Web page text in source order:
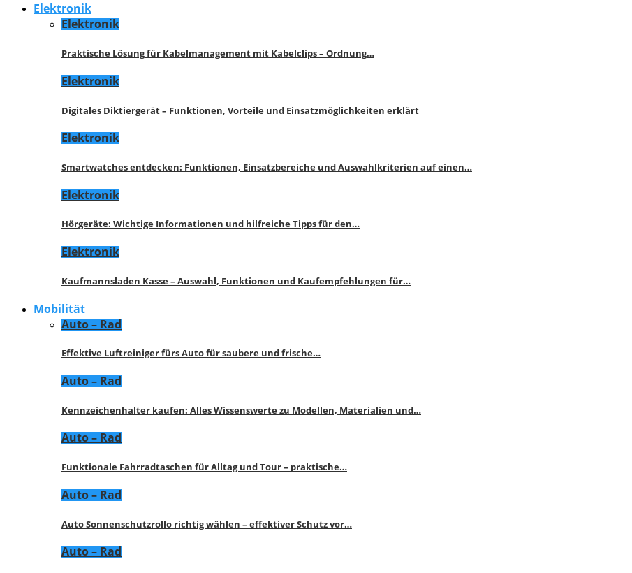
Elektronik
Elektronik
Praktische Lösung für Kabelmanagement mit Kabelclips – Ordnung…
Elektronik
Digitales Diktiergerät – Funktionen, Vorteile und Einsatzmöglichkeiten erklärt
Elektronik
Smartwatches entdecken: Funktionen, Einsatzbereiche und Auswahlkriterien auf einen…
Elektronik
Hörgeräte: Wichtige Informationen und hilfreiche Tipps für den…
Elektronik
Kaufmannsladen Kasse – Auswahl, Funktionen und Kaufempfehlungen für…
Mobilität
Auto – Rad
Effektive Luftreiniger fürs Auto für saubere und frische…
Auto – Rad
Kennzeichenhalter kaufen: Alles Wissenswerte zu Modellen, Materialien und…
Auto – Rad
Funktionale Fahrradtaschen für Alltag und Tour – praktische…
Auto – Rad
Auto Sonnenschutzrollo richtig wählen – effektiver Schutz vor…
Auto – Rad